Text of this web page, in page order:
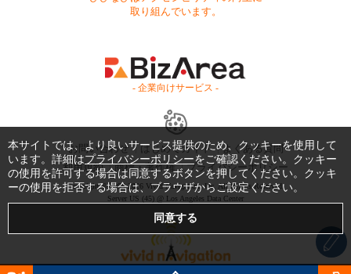
取り組んでいます。
- 企業向けサービス -
お問い合わせ はじめてガイド
よくある質問
利用規約
商標・著作権 プライバシーポリシー
Copyright © 1999-2026 Vivid Navigation, Inc. All Rights Reserved.
Server US (45) @ Los Angeles Data Center
本サイトでは、より良いサービス提供のため、クッキーを使用して
います。詳細はプライバシーポリシーをご確認ください。クッキー
の使用を許可する場合は同意するボタンを押してください。クッキ
ーの使用を拒否する場合は、ブラウザからご設定ください。